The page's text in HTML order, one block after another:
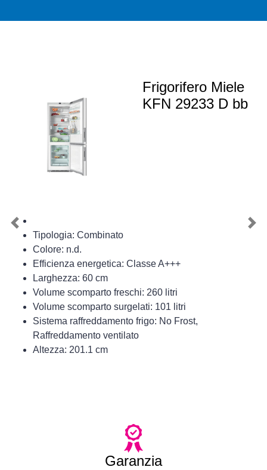
Frigorifero Miele
KFN 29233 D bb
Tipologia: Combinato
Colore: n.d.
Efficienza energetica: Classe A+++
Larghezza: 60 cm
Volume scomparto freschi: 260 litri
Volume scomparto surgelati: 101 litri
Sistema raffreddamento frigo: No Frost,
Raffreddamento ventilato
Altezza: 201.1 cm
Previous
Garanzia